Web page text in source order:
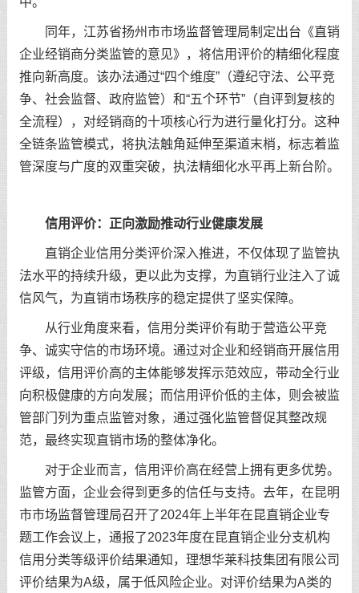
同年，江苏省扬州市市场监督管理局制定出台《直销
企业经销商分类监管的意见》，将信用评价的精细化程度
推向新高度。该办法通过“四个维度”（遵纪守法、公平竞
争、社会监督、政府监管）和“五个环节”（自评到复核的
全流程），对经销商的十项核心行为进行量化打分。这种
全链条监管模式，将执法触角延伸至渠道末梢，标志着监
管深度与广度的双重突破，执法精细化水平再上新台阶。
信用评价：正向激励推动行业健康发展
直销企业信用分类评价深入推进，不仅体现了监管执
法水平的持续升级，更以此为支撑，为直销行业注入了诚
信风气，为直销市场秩序的稳定提供了坚实保障。
从行业角度来看，信用分类评价有助于营造公平竞
争、诚实守信的市场环境。通过对企业和经销商开展信用
评级，信用评价高的主体能够发挥示范效应，带动全行业
向积极健康的方向发展；而信用评价低的主体，则会被监
管部门列为重点监管对象，通过强化监管督促其整改规
范，最终实现直销市场的整体净化。
对于企业而言，信用评价高在经营上拥有更多优势。
监管方面，企业会得到更多的信任与支持。去年，在昆明
市市场监督管理局召开了2024年上半年在昆直销企业专
题工作会议上，通报了2023年度在昆直销企业分支机构
信用分类等级评价结果通知，理想华莱科技集团有限公司
评价结果为A级，属于低风险企业。对评价结果为A类的